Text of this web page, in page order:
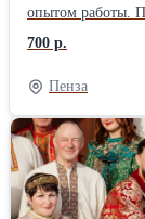
опытом работы. Произвожу ремонт любой сложности
стиральных
либо можете привезти в
поэтому цены ниже чем у
запчасти, даю
Стоимость
оплачиваете
выдаю электронный
склад запчастей,
выполнить
700 р.
Пенза